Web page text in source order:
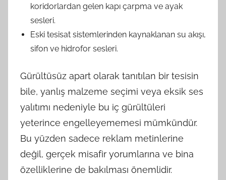
koridorlardan gelen kapı çarpma ve ayak
sesleri.
Eski tesisat sistemlerinden kaynaklanan su akışı,
sifon ve hidrofor sesleri.
Gürültüsüz apart olarak tanıtılan bir tesisin
bile, yanlış malzeme seçimi veya eksik ses
yalıtımı nedeniyle bu iç gürültüleri
yeterince engelleyememesi mümkündür.
Bu yüzden sadece reklam metinlerine
değil, gerçek misafir yorumlarına ve bina
özelliklerine de bakılması önemlidir.